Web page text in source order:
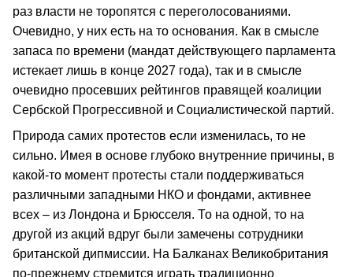
раз власти не торопятся с переголосованиями.
Очевидно, у них есть на то основания. Как в смысле
запаса по времени (мандат действующего парламента
истекает лишь в конце 2027 года), так и в смысле
очевидно просевших рейтингов правящей коалиции
Сербской Прогрессивной и Социалистической партий.
Природа самих протестов если изменилась, то не
сильно. Имея в основе глубоко внутренние причины, в
какой-то момент протесты стали поддерживаться
различными западными НКО и фондами, активнее
всех – из Лондона и Брюсселя. То на одной, то на
другой из акций вдруг были замечены сотрудники
британской дипмиссии. На Балканах Великобритания
по-прежнему стремится играть традиционно